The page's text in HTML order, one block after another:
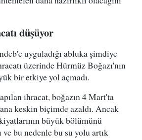
düşüyor
uyguladığı abluka şimdiye
üzerinde Hürmüz Boğazı'nın
bir etkiye yol açmadı.
ihracat, boğazın 4 Mart'ta
keskin biçimde azaldı. Ancak
büyük bölümünü
ve bu nedenle bu su yolu artık